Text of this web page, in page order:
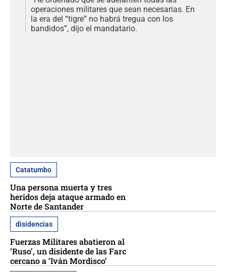
operaciones militares que sean necesarias. En
la era del “tigre” no habrá tregua con los
bandidos”, dijo el mandatario.
Catatumbo
Una persona muerta y tres
heridos deja ataque armado en
Norte de Santander
disidencias
Fuerzas Militares abatieron al
‘Ruso’, un disidente de las Farc
cercano a ‘Iván Mordisco’